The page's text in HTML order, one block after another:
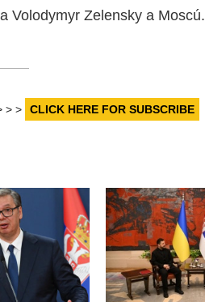
Volodymyr Zelensky a Moscú.
> > CLICK HERE FOR SUBSCRIBE